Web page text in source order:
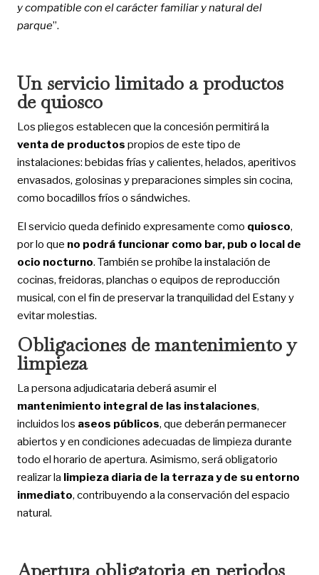
y compatible con el carácter familiar y natural del
parque”.
Un servicio limitado a productos
de quiosco
Los pliegos establecen que la concesión permitirá la
venta de productos propios de este tipo de
instalaciones: bebidas frías y calientes, helados, aperitivos
envasados, golosinas y preparaciones simples sin cocina,
como bocadillos fríos o sándwiches.
El servicio queda definido expresamente como quiosco,
por lo que no podrá funcionar como bar, pub o local de
ocio nocturno. También se prohíbe la instalación de
cocinas, freidoras, planchas o equipos de reproducción
musical, con el fin de preservar la tranquilidad del Estany y
evitar molestias.
Obligaciones de mantenimiento y
limpieza
La persona adjudicataria deberá asumir el
mantenimiento integral de las instalaciones,
incluidos los aseos públicos, que deberán permanecer
abiertos y en condiciones adecuadas de limpieza durante
todo el horario de apertura. Asimismo, será obligatorio
realizar la limpieza diaria de la terraza y de su entorno
inmediato, contribuyendo a la conservación del espacio
natural.